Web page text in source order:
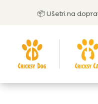
📦 Ušetri na doprave